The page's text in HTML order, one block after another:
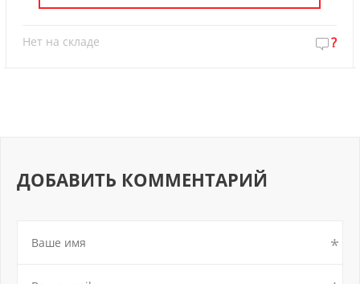
Нет на складе ?
ДОБАВИТЬ КОММЕНТАРИЙ